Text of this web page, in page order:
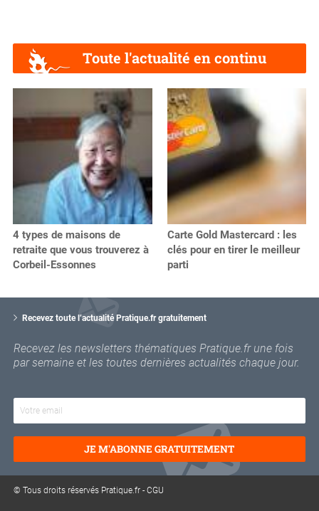
Toute l'actualité en continu
4 types de maisons de
retraite que vous trouverez à
Corbeil-Essonnes
Carte Gold Mastercard : les
clés pour en tirer le meilleur
parti
Recevez toute l’actualité Pratique.fr gratuitement
Recevez les newsletters thématiques Pratique.fr une fois
par semaine et les toutes dernières actualités chaque jour.
o
r
e
e
JE M'ABONNE GRATUITEMENT
© Tous droits réservés Pratique.fr -CGU